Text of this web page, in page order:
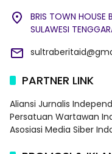
BRIS TOWN HOUSE
SULAWESI
PARTNER LINK
Aliansi Jurnalis
Persatuan Wartawan
Asosiasi Media Siber